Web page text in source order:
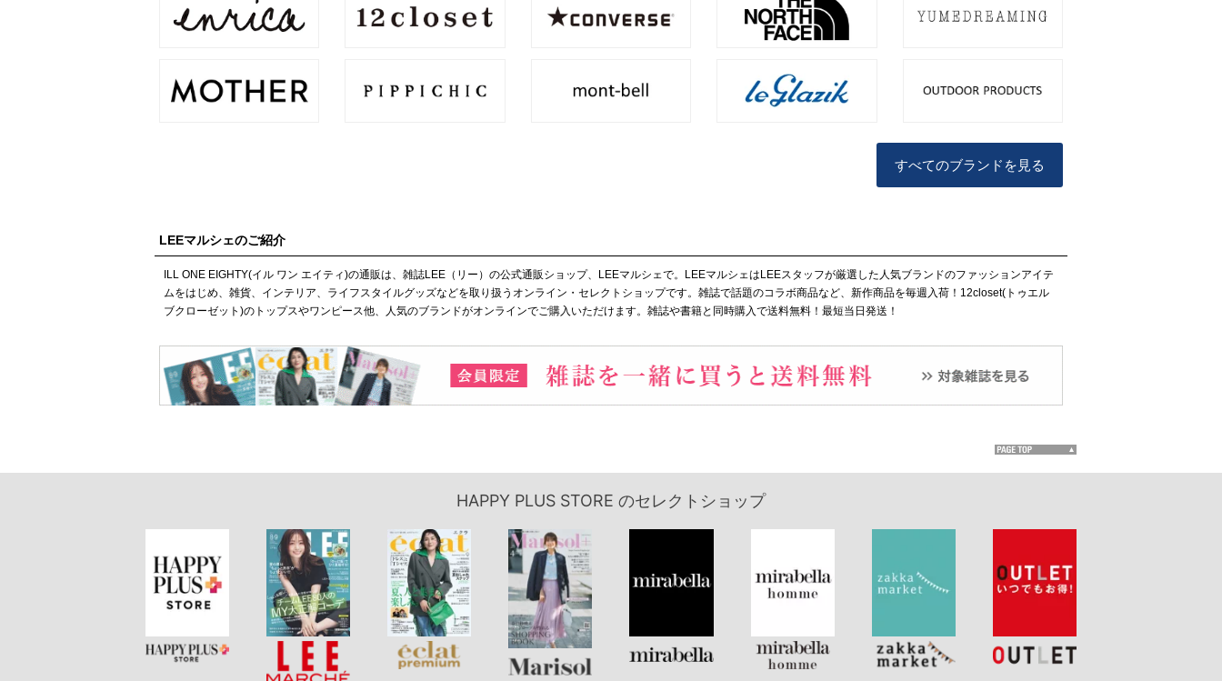
すべてのブランドを見る
LEEマルシェのご紹介
ILL ONE EIGHTY(イル ワン エイティ)の通販は、雑誌LEE（リー）の公式通販ショップ、LEEマルシェで。LEEマルシェはLEEスタッフが厳選した人気ブランドのファッションアイテ
ムをはじめ、雑貨、インテリア、ライフスタイルグッズなどを取り扱うオンライン・セレクトショップです。雑誌で話題のコラボ商品など、新作商品を毎週入荷！12closet(トゥエル
ブクローゼット)のトップスやワンピース他、人気のブランドがオンラインでご購入いただけます。雑誌や書籍と同時購入で送料無料！最短当日発送！
HAPPY PLUS STORE のセレクトショップ